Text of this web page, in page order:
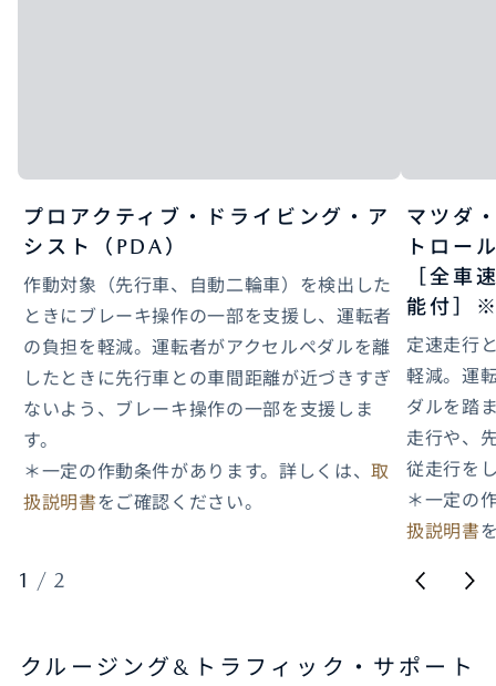
プロアクティブ・ドライビング・ア
シスト（PDA）
作動対象（先行車、自動二輪車）を検出した
ときにブレーキ操作の一部を支援し、運転者
の負担を軽減。運転者がアクセルペダルを離
したときに先行車との車間距離が近づきすぎ
ないよう、ブレーキ操作の一部を支援しま
す。
＊一定の作動条件があります。詳しくは、取
扱説明書をご確認ください。
マツダ
トロー
［全車
能付
定速走行
軽減。運
ダルを踏
走行や、
従走行を
＊一定の
扱説明書
1 / 2
クルージング&トラフィック・サポート